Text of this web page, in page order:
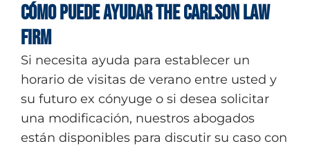
Cómo puede ayudar The Carlson Law
Firm
Si necesita ayuda para establecer un
horario de visitas de verano entre usted y
su futuro ex cónyuge o si desea solicitar
una modificación, nuestros abogados
están disponibles para discutir su caso con